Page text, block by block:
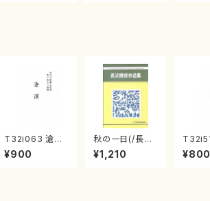
T32i063 滄溟
（尺八/野村正峰/
尺八/都山式譜）
¥900
秋の一日(/長
沢 勝俊/楽譜）
¥1,210
川 秋（
震一/楽
¥800